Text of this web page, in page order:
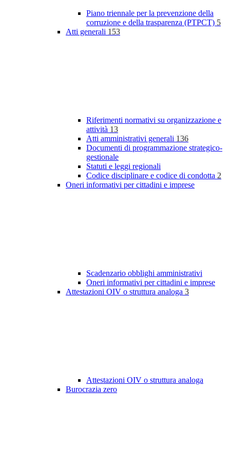
Piano triennale per la prevenzione della
corruzione e della trasparenza (PTPCT) 5
Atti generali 153
Riferimenti normativi su organizzazione e
attività 13
Atti amministrativi generali 136
Documenti di programmazione strategico-
gestionale
Statuti e leggi regionali
Codice disciplinare e codice di condotta 2
Oneri informativi per cittadini e imprese
Scadenzario obblighi amministrativi
Oneri informativi per cittadini e imprese
Attestazioni OIV o struttura analoga 3
Attestazioni OIV o struttura analoga
Burocrazia zero